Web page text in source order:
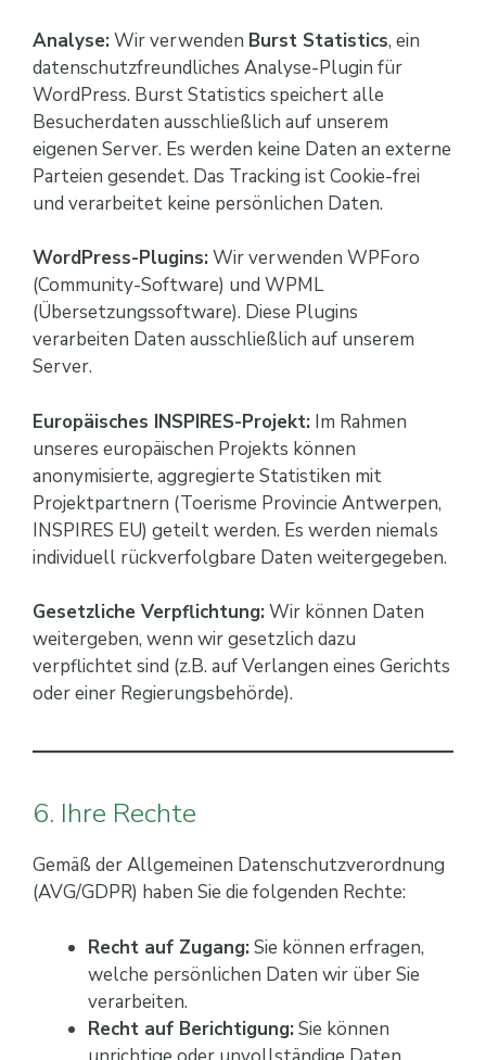
Analyse:Wir verwenden Burst Statistics, ein
datenschutzfreundliches Analyse-Plugin für
WordPress. Burst Statistics speichert alle
Besucherdaten ausschließlich auf unserem
eigenen Server. Es werden keine Daten an externe
Parteien gesendet. Das Tracking ist Cookie-frei
und verarbeitet keine persönlichen Daten.
WordPress-Plugins:Wir verwenden WPForo
(Community-Software) und WPML
(Übersetzungssoftware). Diese Plugins
verarbeiten Daten ausschließlich auf unserem
Server.
Europäisches INSPIRES-Projekt: Im Rahmen
unseres europäischen Projekts können
anonymisierte, aggregierte Statistiken mit
Projektpartnern (Toerisme Provincie Antwerpen,
INSPIRES EU) geteilt werden. Es werden niemals
individuell rückverfolgbare Daten weitergegeben.
Gesetzliche Verpflichtung:Wir können Daten
weitergeben, wenn wir gesetzlich dazu
verpflichtet sind (z.B. auf Verlangen eines Gerichts
oder einer Regierungsbehörde).
6. Ihre Rechte
Gemäß der Allgemeinen Datenschutzverordnung
(AVG/GDPR) haben Sie die folgenden Rechte:
Recht auf Zugang:Sie können erfragen,
welche persönlichen Daten wir über Sie
verarbeiten.
Recht auf Berichtigung:Sie können